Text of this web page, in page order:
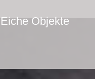
Eiche Objekte